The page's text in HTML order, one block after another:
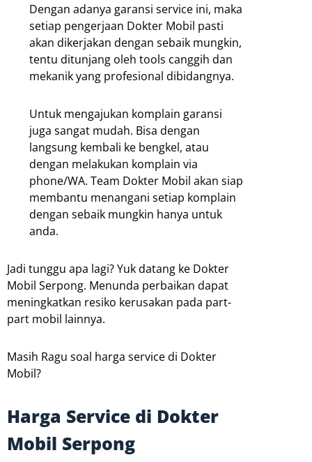
Dengan adanya garansi service ini, maka
setiap pengerjaan Dokter Mobil pasti
akan dikerjakan dengan sebaik mungkin,
tentu ditunjang oleh tools canggih dan
mekanik yang profesional dibidangnya.
Untuk mengajukan komplain garansi
juga sangat mudah. Bisa dengan
langsung kembali ke bengkel, atau
dengan melakukan komplain via
phone/WA. Team Dokter Mobil akan siap
membantu menangani setiap komplain
dengan sebaik mungkin hanya untuk
anda.
Jadi tunggu apa lagi? Yuk datang ke Dokter
Mobil Serpong. Menunda perbaikan dapat
meningkatkan resiko kerusakan pada part-
part mobil lainnya.
Masih Ragu soal harga service di Dokter
Mobil?
Harga Service di Dokter
Mobil Serpong